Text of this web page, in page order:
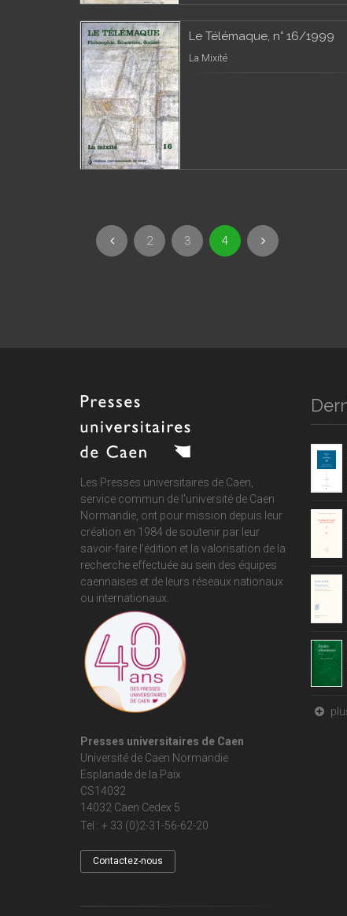
Le Télémaque, n° 16/1999
La Mixité
2 3 4
Les Presses universitaires de Caen,
service commun de l'université de Caen
Normandie, ont pour mission depuis leur
création en 1984 de soutenir par leur
savoir-faire l'édition et la valorisation de la
recherche effectuée au sein des équipes
caennaises et de leurs réseaux nationaux
ou internationaux.
Presses universitaires de Caen
Université de Caen Normandie
Esplanade de la Paix
CS14032
14032 Caen Cedex 5
Tel : + 33 (0)2-31-56-62-20
Contactez-nous